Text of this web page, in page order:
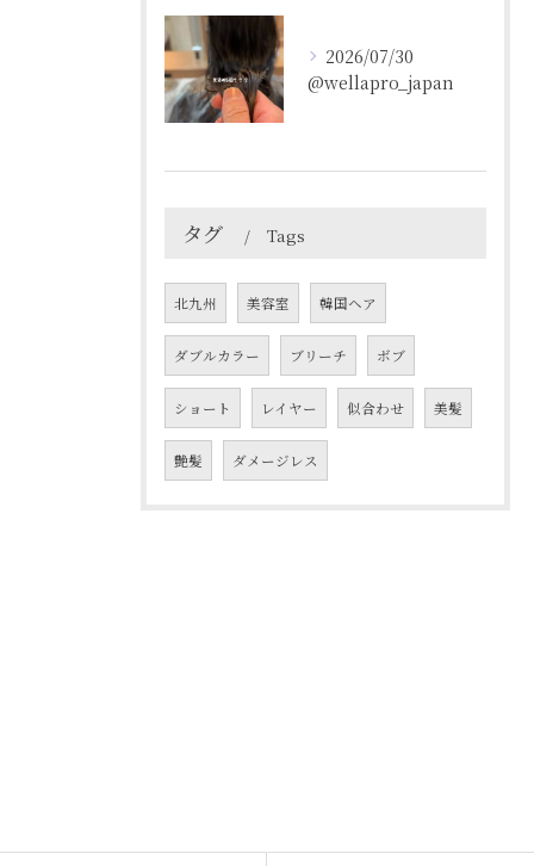
2026/07/30
@wellapro_japan
タグ Tags
北九州 美容室 韓国ヘア
ダブルカラー ブリーチ ボブ
ショート レイヤー 似合わせ 美髪
艶髪 ダメージレス